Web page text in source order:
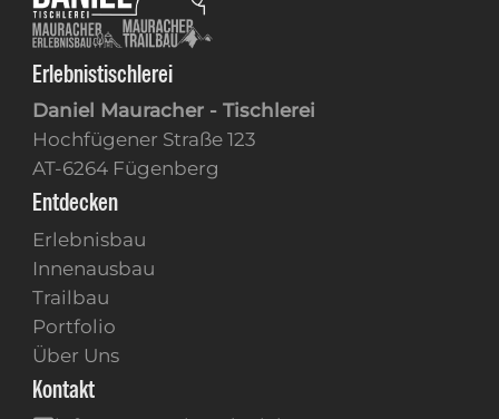
Erlebnistischlerei
Daniel Mauracher - Tischlerei
Hochfügener Straße 123
AT-6264 Fügenberg
Entdecken
Erlebnisbau
Innenausbau
Trailbau
Portfolio
Über Uns
Kontakt